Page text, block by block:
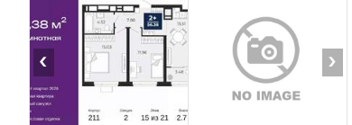
‹ ›